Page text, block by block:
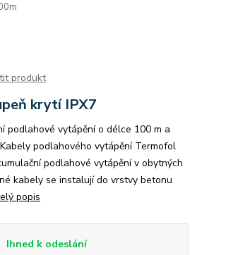
produkt
krytí IPX7
podlahové vytápění o délce 100 m a
podlahového vytápění Termofol
podlahové vytápění v obytných
kabely se instalují do vrstvy betonu
popis
Ihned k odeslání